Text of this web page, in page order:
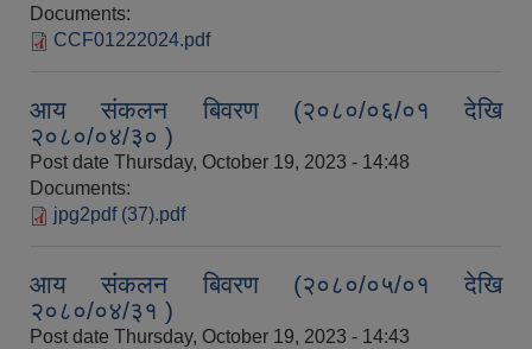
Documents:
CCF01222024.pdf
आय संकलन बिवरण (२०८०/०६/०१ देखि
२०८०/०४/३० )
Post date Thursday, October 19, 2023 - 14:48
Documents:
jpg2pdf (37).pdf
आय संकलन बिवरण (२०८०/०५/०१ देखि
२०८०/०४/३१ )
Post date Thursday, October 19, 2023 - 14:43